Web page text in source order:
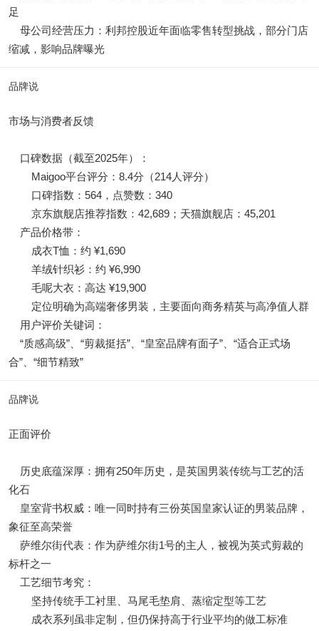
足
母公司经营压力：利邦控股近年面临零售转型挑战，部分门店
缩减，影响品牌曝光
品牌说
市场与消费者反馈
口碑数据（截至2025年）：
Maigoo平台评分：8.4分（214人评分）
口碑指数：564，点赞数：340
京东旗舰店推荐指数：42,689；天猫旗舰店：45,201
产品价格带：
成衣T恤：约 ¥1,690
羊绒针织衫：约 ¥6,990
毛呢大衣：高达 ¥19,900
定位明确为高端奢侈男装，主要面向商务精英与高净值人群
用户评价关键词：
“质感高级”、“剪裁挺括”、“皇室品牌有面子”、“适合正式场
合”、“细节精致”
品牌说
正面评价
历史底蕴深厚：拥有250年历史，是英国男装传统与工艺的活
化石
皇室背书权威：唯一同时持有三份英国皇家认证的男装品牌，
象征至高荣誉
萨维尔街代表：作为萨维尔街1号的主人，被视为英式剪裁的
标杆之一
工艺细节考究：
坚持传统手工衬里、马尾毛垫肩、蒸缩定型等工艺
成衣系列虽非定制，但仍保持高于行业平均的做工标准